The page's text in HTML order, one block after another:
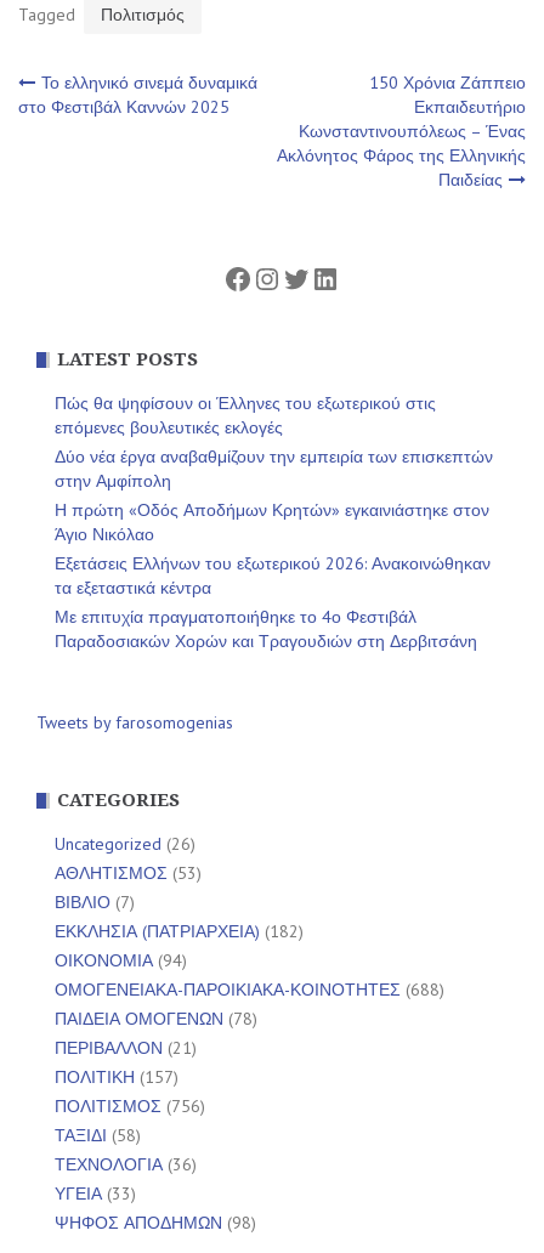
Tagged Πολιτισμός
Πλοήγηση
Το ελληνικό σινεμά δυναμικά
στο Φεστιβάλ Καννών 2025
150 Χρόνια Ζάππειο
Εκπαιδευτήριο
Κωνσταντινουπόλεως – Ένας
Ακλόνητος Φάρος της Ελληνικής
Παιδείας
Facebook
Instagram
Twitter
Linkedin
LATEST POSTS
Πώς θα ψηφίσουν οι Έλληνες του εξωτερικού στις
επόμενες βουλευτικές εκλογές
Δύο νέα έργα αναβαθμίζουν την εμπειρία των επισκεπτών
στην Αμφίπολη
Η πρώτη «Οδός Αποδήμων Κρητών» εγκαινιάστηκε στον
Άγιο Νικόλαο
Εξετάσεις Ελλήνων του εξωτερικού 2026: Ανακοινώθηκαν
τα εξεταστικά κέντρα
Με επιτυχία πραγματοποιήθηκε το 4ο Φεστιβάλ
Παραδοσιακών Χορών και Τραγουδιών στη Δερβιτσάνη
Tweets by farosomogenias
CATEGORIES
Uncategorized (26)
ΑΘΛΗΤΙΣΜΟΣ (53)
ΒΙΒΛΙΟ (7)
ΕΚΚΛΗΣΙΑ (ΠΑΤΡΙΑΡΧΕΙΑ) (182)
ΟΙΚΟΝΟΜΙΑ(94)
ΟΜΟΓΕΝΕΙΑΚΑ-ΠΑΡΟΙΚΙΑΚΑ-ΚΟΙΝΟΤΗΤΕΣ (688)
ΠΑΙΔΕΙΑ ΟΜΟΓΕΝΩΝ (78)
ΠΕΡΙΒΑΛΛΟΝ (21)
ΠΟΛΙΤΙΚΗ (157)
ΠΟΛΙΤΙΣΜΟΣ (756)
ΤΑΞΙΔΙ (58)
ΤΕΧΝΟΛΟΓΙΑ(36)
ΥΓΕΙΑ(33)
ΨΗΦΟΣ ΑΠΟΔΗΜΩΝ (98)